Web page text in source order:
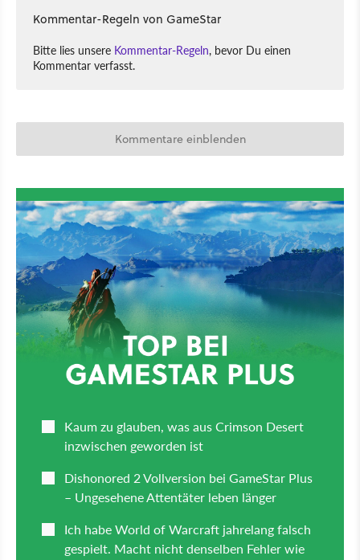
Kommentar-Regeln von GameStar
Bitte lies unsere Kommentar-Regeln, bevor Du einen
Kommentar verfasst.
Kommentare einblenden